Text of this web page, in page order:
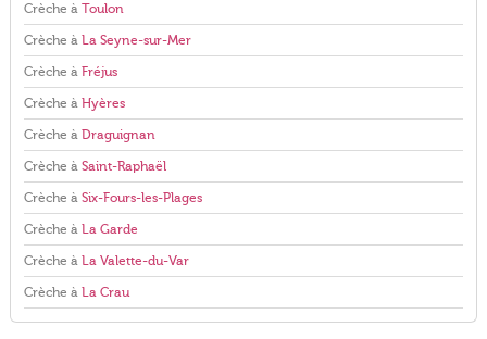
Crèche à Toulon
Crèche à La Seyne-sur-Mer
Crèche à Fréjus
Crèche à Hyères
Crèche à Draguignan
Crèche à Saint-Raphaël
Crèche à Six-Fours-les-Plages
Crèche à La Garde
Crèche à La Valette-du-Var
Crèche à La Crau